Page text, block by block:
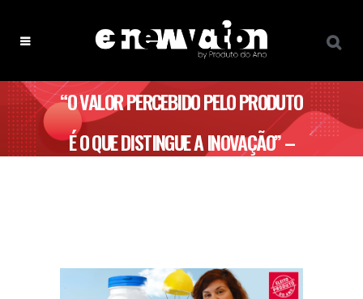
“O VALOR PERCEBIDO PELO PRODUTO
É O QUE DISTINGUE A INOVAÇÃO” –